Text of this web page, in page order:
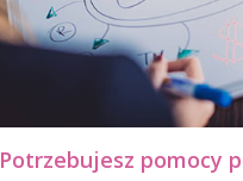
Potrzebujesz pomocy